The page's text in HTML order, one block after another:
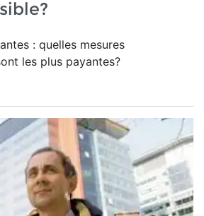
: quelles mesures
les plus payantes?